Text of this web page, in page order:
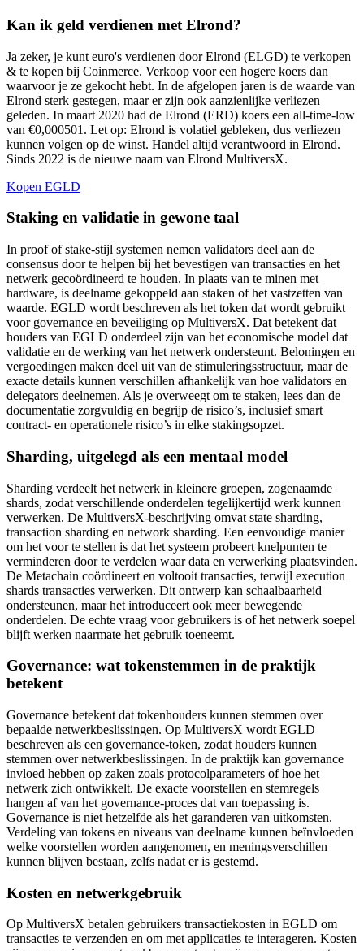
Kan ik geld verdienen met Elrond?
Ja zeker, je kunt euro's verdienen door Elrond (ELGD) te verkopen
& te kopen bij Coinmerce. Verkoop voor een hogere koers dan
waarvoor je ze gekocht hebt. In de afgelopen jaren is de waarde van
Elrond sterk gestegen, maar er zijn ook aanzienlijke verliezen
geleden. In maart 2020 had de Elrond (ERD) koers een all-time-low
van €0,000501. Let op: Elrond is volatiel gebleken, dus verliezen
kunnen volgen op de winst. Handel altijd verantwoord in Elrond.
Sinds 2022 is de nieuwe naam van Elrond MultiversX.
Kopen EGLD
Staking en validatie in gewone taal
In proof of stake-stijl systemen nemen validators deel aan de
consensus door te helpen bij het bevestigen van transacties en het
netwerk gecoördineerd te houden. In plaats van te minen met
hardware, is deelname gekoppeld aan staken of het vastzetten van
waarde. EGLD wordt beschreven als het token dat wordt gebruikt
voor governance en beveiliging op MultiversX. Dat betekent dat
houders van EGLD onderdeel zijn van het economische model dat
validatie en de werking van het netwerk ondersteunt. Beloningen en
vergoedingen maken deel uit van de stimuleringsstructuur, maar de
exacte details kunnen verschillen afhankelijk van hoe validators en
delegators deelnemen. Als je overweegt om te staken, lees dan de
documentatie zorgvuldig en begrijp de risico’s, inclusief smart
contract- en operationele risico’s in elke stakingsopzet.
Sharding, uitgelegd als een mentaal model
Sharding verdeelt het netwerk in kleinere groepen, zogenaamde
shards, zodat verschillende onderdelen tegelijkertijd werk kunnen
verwerken. De MultiversX-beschrijving omvat state sharding,
transaction sharding en network sharding. Een eenvoudige manier
om het voor te stellen is dat het systeem probeert knelpunten te
verminderen door te verdelen waar data en verwerking plaatsvinden.
De Metachain coördineert en voltooit transacties, terwijl execution
shards transacties verwerken. Dit ontwerp kan schaalbaarheid
ondersteunen, maar het introduceert ook meer bewegende
onderdelen. De echte vraag voor gebruikers is of het netwerk soepel
blijft werken naarmate het gebruik toeneemt.
Governance: wat tokenstemmen in de praktijk
betekent
Governance betekent dat tokenhouders kunnen stemmen over
bepaalde netwerkbeslissingen. Op MultiversX wordt EGLD
beschreven als een governance-token, zodat houders kunnen
stemmen over netwerkbeslissingen. In de praktijk kan governance
invloed hebben op zaken zoals protocolparameters of hoe het
netwerk zich ontwikkelt. De exacte voorstellen en stemregels
hangen af van het governance-proces dat van toepassing is.
Governance is niet hetzelfde als het garanderen van uitkomsten.
Verdeling van tokens en niveaus van deelname kunnen beïnvloeden
welke voorstellen worden aangenomen, en meningsverschillen
kunnen blijven bestaan, zelfs nadat er is gestemd.
Kosten en netwerkgebruik
Op MultiversX betalen gebruikers transactiekosten in EGLD om
transacties te verzenden en om met applicaties te interageren. Kosten